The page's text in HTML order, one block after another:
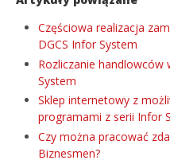
Częściowa realizacja
DGCS Infor System
Rozliczanie
System
Sklep internetowy z
programami z serii Infor
Czy można pracować
Biznesmen?